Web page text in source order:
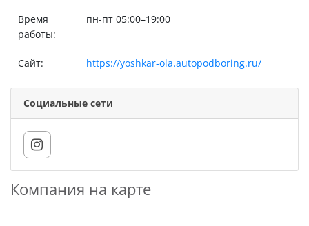
Время
работы:
пн-пт 05:00–19:00
Сайт: https://yoshkar-ola.autopodboring.ru/
Социальные сети
Компания на карте